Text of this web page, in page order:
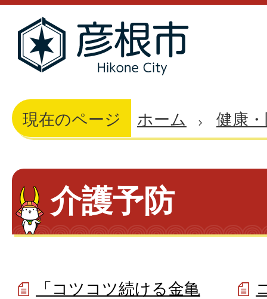
現在のページ ホーム 健康
介護予防
「コツコツ続ける金亀